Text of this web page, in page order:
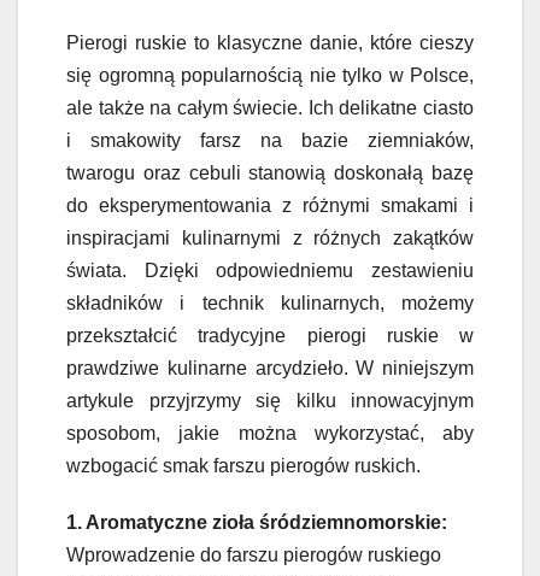
Pierogi ruskie to klasyczne danie, które cieszy
się ogromną popularnością nie tylko w Polsce,
ale także na całym świecie. Ich delikatne ciasto
i smakowity farsz na bazie ziemniaków,
twarogu oraz cebuli stanowią doskonałą bazę
do eksperymentowania z różnymi smakami i
inspiracjami kulinarnymi z różnych zakątków
świata. Dzięki odpowiedniemu zestawieniu
składników i technik kulinarnych, możemy
przekształcić tradycyjne pierogi ruskie w
prawdziwe kulinarne arcydzieło. W niniejszym
artykule przyjrzymy się kilku innowacyjnym
sposobom, jakie można wykorzystać, aby
wzbogacić smak farszu pierogów ruskich.
1. Aromatyczne zioła śródziemnomorskie:
Wprowadzenie do farszu pierogów ruskiego